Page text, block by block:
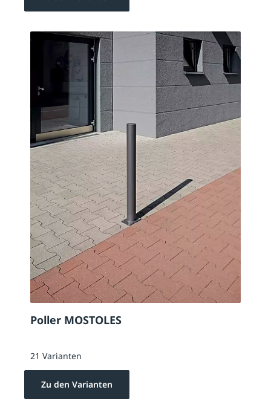
Poller MOSTOLES
21 Varianten
Zu den Varianten